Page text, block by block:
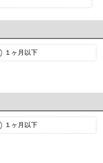
１ヶ月以下
１ヶ月以下